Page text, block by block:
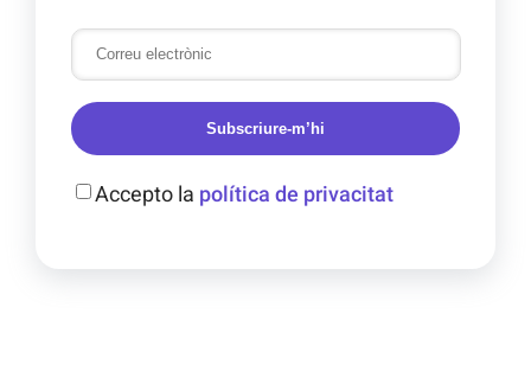
Subscriure-m’hi
Accepto la política de privacitat